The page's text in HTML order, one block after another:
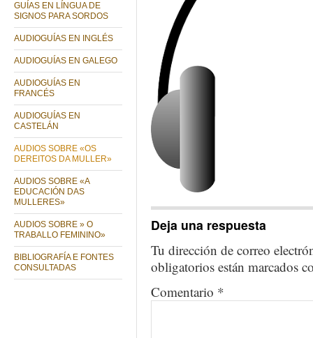
GUÍAS EN LÍNGUA DE
SIGNOS PARA SORDOS
AUDIOGUÍAS EN INGLÉS
AUDIOGUÍAS EN GALEGO
AUDIOGUÍAS EN
FRANCÉS
AUDIOGUÍAS EN
CASTELÁN
AUDIOS SOBRE «OS
DEREITOS DA MULLER»
AUDIOS SOBRE «A
EDUCACIÓN DAS
MULLERES»
AUDIOS SOBRE » O
TRABALLO FEMININO»
BIBLIOGRAFÍA E FONTES
CONSULTADAS
Deja una respuesta
Tu dirección de correo
obligatorios están marcados
Comentario *